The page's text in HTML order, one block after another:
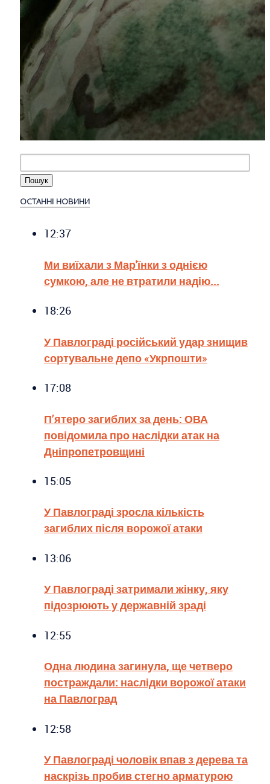
ОСТАННІ НОВИНИ
12:37
Ми виїхали з Мар'їнки з однією
сумкою, але не втратили надію...
18:26
У Павлограді російський удар знищив
сортувальне депо «Укрпошти»
17:08
П’ятеро загиблих за день: ОВА
повідомила про наслідки атак на
Дніпропетровщині
15:05
У Павлограді зросла кількість
загиблих після ворожої атаки
13:06
У Павлограді затримали жінку, яку
підозрюють у державній зраді
12:55
Одна людина загинула, ще четверо
постраждали: наслідки ворожої атаки
на Павлоград
12:58
У Павлограді чоловік впав з дерева та
наскрізь пробив стегно арматурою